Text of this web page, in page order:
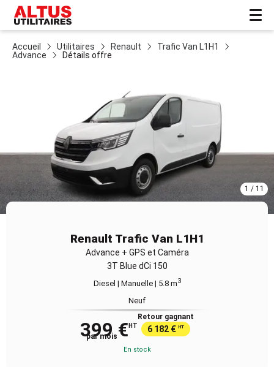
Accueil Utilitaires Renault
Trafic Van L1H1
Advance
Détails offre
1 / 11
Renault Trafic Van L1H1
Advance + GPS et Caméra
3T Blue dCi 150
Diesel | Manuelle | 5.8 m3
Neuf
399 € HT
par mois
Retour gagnant
6 182 € HT
En stock